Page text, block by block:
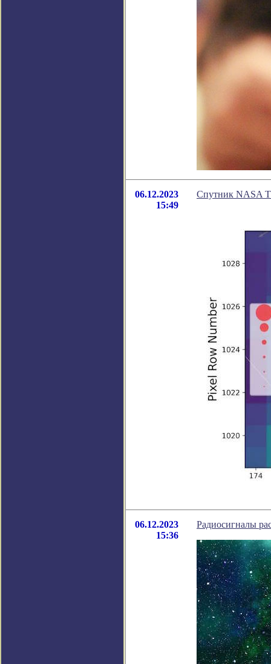
06.12.2023
15:49
Спутник NASA
06.12.2023
15:36
Радиосигналы